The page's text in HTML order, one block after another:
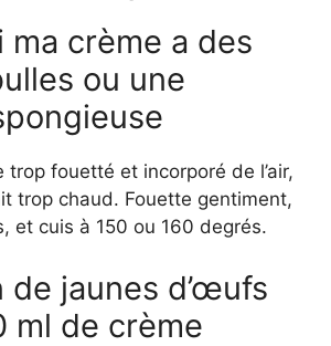
ma crème a des
ou une
trop fouetté et incorporé de l’air,
trop chaud. Fouette gentiment,
et cuis à 150 ou 160 degrés.
de jaunes d’œufs
ml de crème